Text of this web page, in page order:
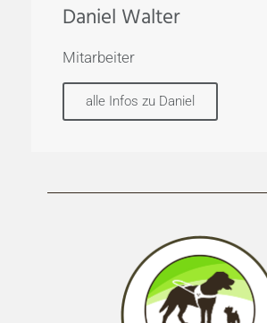
Daniel Walter
Mitarbeiter
alle Infos zu Daniel